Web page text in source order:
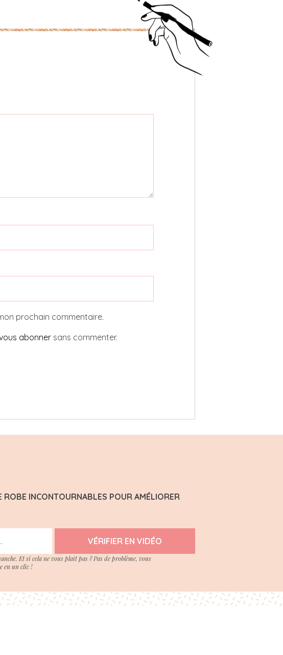
prochain commentaire.
abonner sans commenter.
INCONTOURNABLES POUR AMÉLIORER
VÉRIFIER EN VIDÉO
Et si cela ne vous plait pas ? Pas de problème, vous
en un clic !